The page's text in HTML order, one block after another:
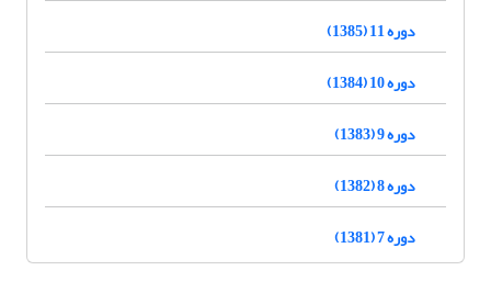
دوره 11 (1385)
دوره 10 (1384)
دوره 9 (1383)
دوره 8 (1382)
دوره 7 (1381)